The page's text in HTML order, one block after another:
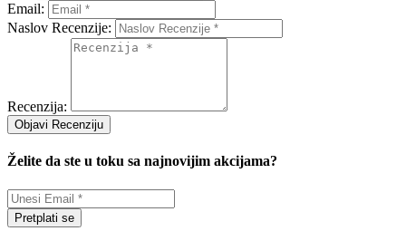
Email:
Naslov Recenzije:
Recenzija:
Objavi Recenziju
Želite da ste u toku sa najnovijim akcijama?
Pretplati se